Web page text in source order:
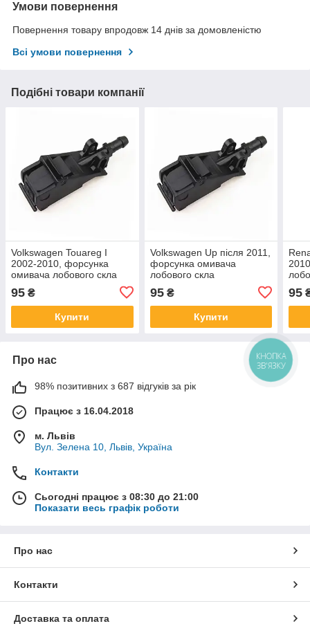
Умови повернення
Повернення товару впродовж 14 днів за домовленістю
Всі умови повернення
Подібні товари компанії
Volkswagen Touareg I
2002-2010, форсунка
омивача лобового скла
95 ₴
Купити
Volkswagen Up після 2011,
форсунка омивача
лобового скла
95₴
Купити
95
Про нас
98% позитивних з 687 відгуків за рік
Працює з 16.04.2018
м. Львів
Вул. Зелена 10, Львів, Україна
Контакти
Сьогодні працює з 08:30 до 21:00
Показати весь графік роботи
Про нас
Контакти
Доставка та оплата
КНОПКА
ЗВ'ЯЗКУ